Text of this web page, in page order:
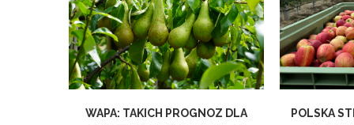
WAPA: TAKICH PROGNOZ DLA
POLSKA